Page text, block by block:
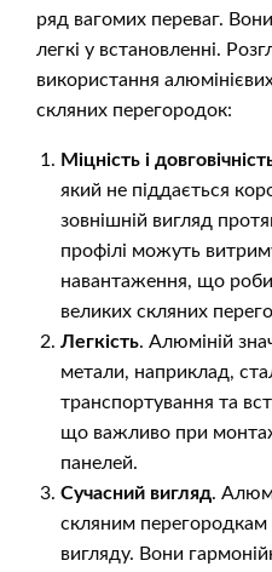
ряд вагомих переваг. Вони
легкі у встановленні.
використання
скляних перегородок:
Міцність і
який не піддається
зовнішній вигляд
профілі можуть
навантаження, що
великих скляних
Легкість. Алюміній
метали, наприклад,
транспортування та
що важливо при
панелей.
Сучасний вигляд.
скляним перегородкам
вигляду. Вони